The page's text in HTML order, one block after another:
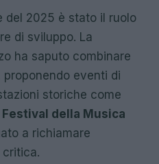
del 2025 è stato il ruolo
di sviluppo. La
ha saputo combinare
eventi di
storiche come
Festival della Musica
a richiamare
critica.